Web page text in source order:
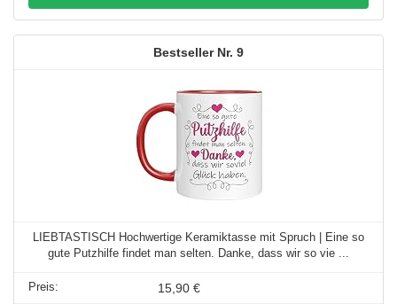
9
LIEBTASTISCH Hochwertige Keramiktasse mit Spruch | Eine so
gute Putzhilfe findet man selten. Danke, dass wir so vie ...
15,90 €